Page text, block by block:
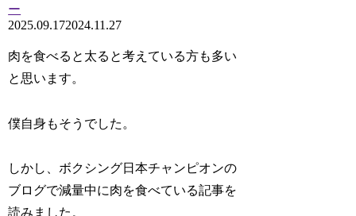
ー
2025.09.172024.11.27
肉を食べると太ると考えている方も多い
と思います。
僕自身もそうでした。
しかし、ボクシング日本チャンピオンの
ブログで減量中に肉を食べている記事を
読みました。